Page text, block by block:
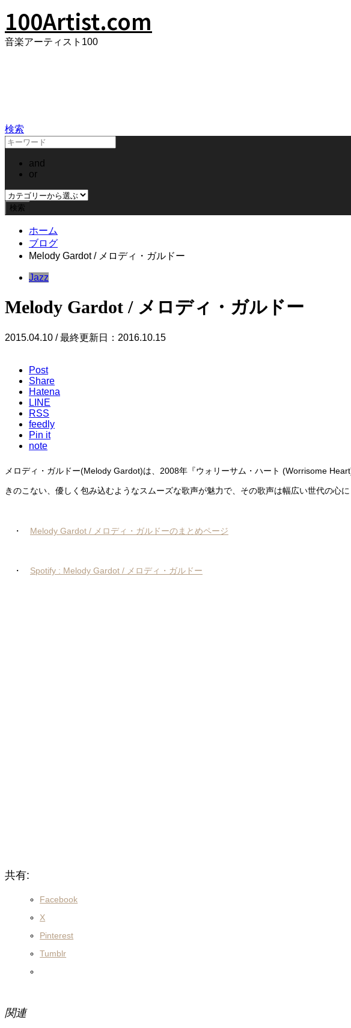
100Artist.com
音楽アーティスト100
検索
and
or
ホーム
ブログ
Melody Gardot / メロディ・ガルドー
Jazz
Melody Gardot / メロディ・ガルドー
2015.04.10 / 最終更新日：2016.10.15
Post
Share
Hatena
LINE
RSS
feedly
Pin it
note
メロディ・ガルドー(Melody Gardot)は、2008年『ウォリーサム・ハート (Worrisome
きのこない、優しく包み込むようなスムーズな歌声が魅力で、その歌声は幅広い世代の心に
・ Melody Gardot / メロディ・ガルドーのまとめページ
・ Spotify : Melody Gardot / メロディ・ガルドー
共有:
Facebook
X
Pinterest
Tumblr
関連